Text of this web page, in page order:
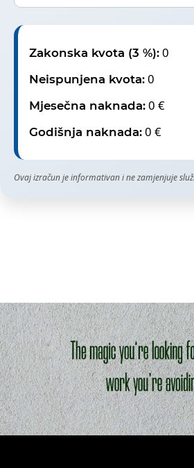
Zakonska kvota (3 %): 0
Neispunjena kvota: 0
Mjesečna naknada: 0 €
Godišnja naknada: 0 €
Ovaj izračun je informativan i ne zamjenjuje